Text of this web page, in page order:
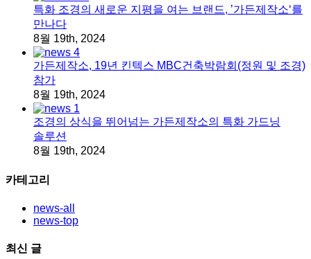
특화 조경의 새로운 지평을 여는 브랜드, ’가든제작소‘를
만나다
8월 19th, 2024
가든제작소, 19년 킨텍스 MBC건축박람회(정원 및 조경)
참가
8월 19th, 2024
조경의 상식을 뛰어넘는 가든제작소의 특화 가드닝
솔루션
8월 19th, 2024
카테고리
news-all
news-top
최신 글